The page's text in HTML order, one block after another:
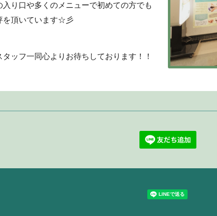
り口や多くのメニューで初めての方でも
を頂いています☆彡
ッフ一同心よりお待ちしております！！